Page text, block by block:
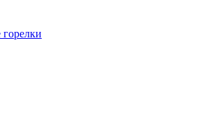
горелки